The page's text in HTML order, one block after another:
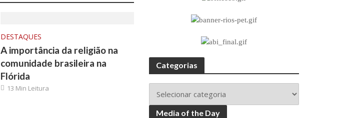
DESTAQUES
A importância da religião na
comunidade brasileira na
Flórida
13 Min Leitura
Categorias
Media of the Day